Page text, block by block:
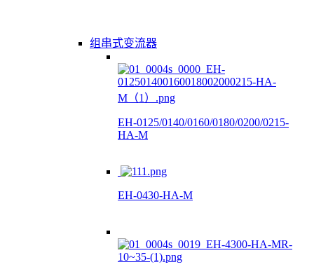
组串式变流器
EH-0125/0140/0160/0180/0200/0215-
HA-M
EH-0430-HA-M